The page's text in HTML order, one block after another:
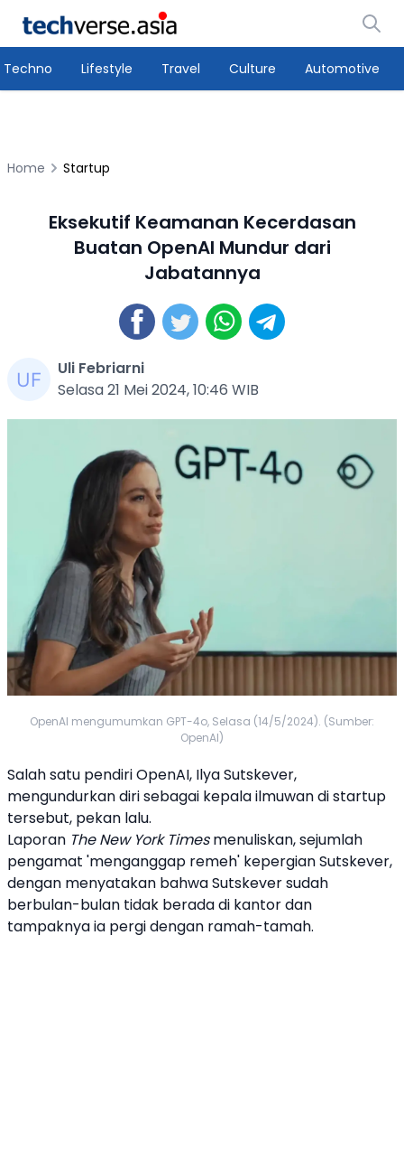
Techno Lifestyle Travel Culture Automotive
Home Startup
Eksekutif Keamanan Kecerdasan
Buatan OpenAI Mundur dari
Jabatannya
Uli Febriarni
Selasa 21 Mei 2024, 10:46 WIB
OpenAI mengumumkan GPT-4o, Selasa (14/5/2024). (Sumber:
OpenAI)
Salah satu pendiriOpenAI, Ilya Sutskever,
mengundurkan diri sebagai kepala ilmuwan di startup
tersebut, pekan lalu.
Laporan The New York Timesmenuliskan, sejumlah
pengamat 'menganggap remeh' kepergian Sutskever,
dengan menyatakan bahwa Sutskever sudah
berbulan-bulan tidak berada di kantor dan
tampaknya ia pergi dengan ramah-tamah.